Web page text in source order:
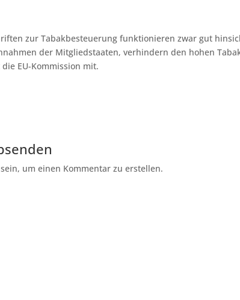
zur Tabakbesteuerung funktionieren zwar gut
der Mitgliedstaaten, verhindern den hohen
EU-Kommission mit.
um einen Kommentar zu erstellen.